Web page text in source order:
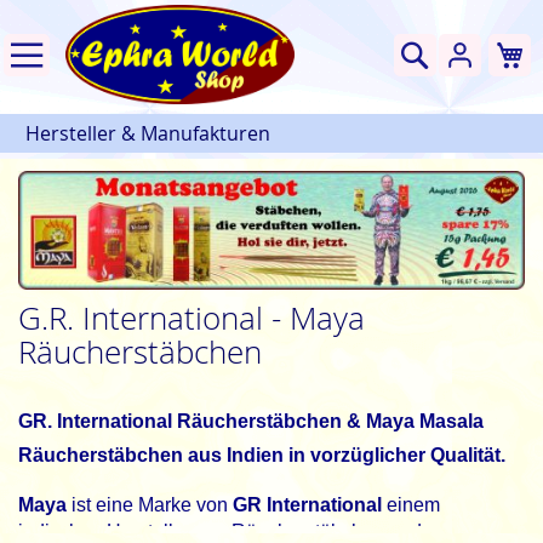
Suche
Hersteller & Manufakturen
G.R. International - Maya
Räucherstäbchen
GR. International Räucherstäbchen & Maya Masala
Räucherstäbchen aus Indien in vorzüglicher Qualität.
Maya ist eine Marke von GR International einem
indischen Hersteller von Räucherstäbchen und